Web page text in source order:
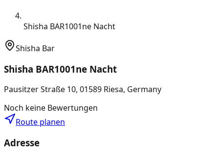
Shisha BAR1001ne Nacht
Shisha Bar
Shisha BAR1001ne Nacht
Pausitzer Straße 10, 01589 Riesa, Germany
Noch keine Bewertungen
Route planen
Adresse